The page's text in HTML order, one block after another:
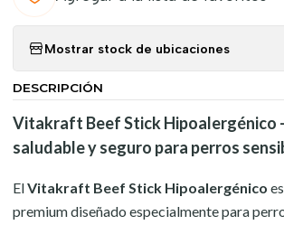
Mostrar stock de ubicaciones
DESCRIPCIÓN
Vitakraft Beef Stick Hipoalergénico
saludable y seguro para perros
ElVitakraft Beef Stick Hipoalergénico
premium diseñado especialmente para